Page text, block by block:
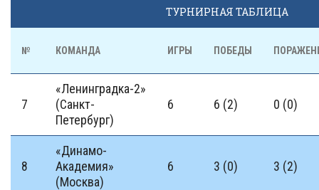
ТУРНИРНАЯ ТАБЛИЦА
№ КОМАНДА ИГРЫ ПОБЕДЫ
7
«Ленинградка-2»
(Санкт-
Петербург)
6 6 (2) 0 (0)
8
«Динамо-
Академия»
(Москва)
6 3 (0) 3 (2)